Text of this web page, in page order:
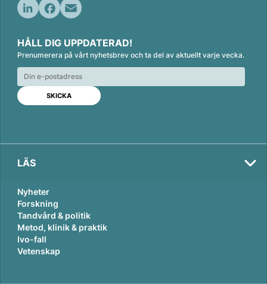
n
k
e
d
n
c
e
b
o
o
k
a
i
l
HÅLL DIG UPPDATERAD!
Prenumerera på vårt nyhetsbrev och ta del av aktuellt varje vecka.
LÄS
Nyheter
Forskning
Tandvård & politik
Metod, klinik & praktik
Ivo-fall
Vetenskap